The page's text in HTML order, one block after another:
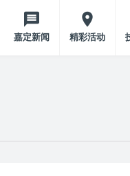
嘉定新闻 精彩活动